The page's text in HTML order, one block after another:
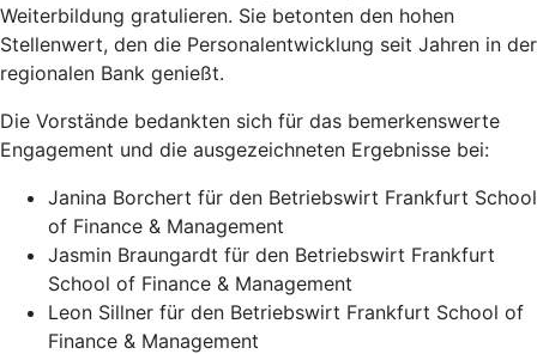
Weiterbildung gratulieren. Sie betonten den hohen
Stellenwert, den die Personalentwicklung seit Jahren in der
regionalen Bank genießt.
Die Vorstände bedankten sich für das bemerkenswerte
Engagement und die ausgezeichneten Ergebnisse bei:
Janina Borchert für den Betriebswirt Frankfurt School
of Finance & Management
Jasmin Braungardt für den Betriebswirt Frankfurt
School of Finance & Management
Leon Sillner für den Betriebswirt Frankfurt School of
Finance & Management